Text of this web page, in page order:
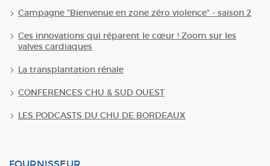
Campagne "Bienvenue en zone zéro violence" - saison 2
Ces innovations qui réparent le cœur ! Zoom sur les
valves cardiaques
La transplantation rénale
CONFERENCES CHU & SUD OUEST
LES PODCASTS DU CHU DE BORDEAUX
FOURNISSEUR